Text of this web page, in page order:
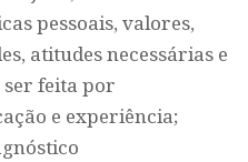
pessoais, valores,
atitudes necessárias e
ser feita por
e experiência;